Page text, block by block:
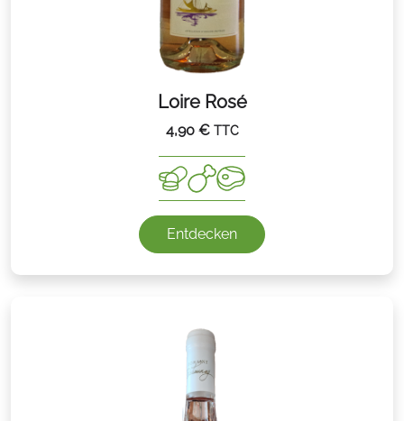
Loire Rosé
4,90 € TTC
Entdecken